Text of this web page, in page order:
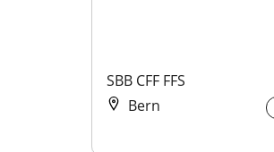
SBB CFF FFS
Bern